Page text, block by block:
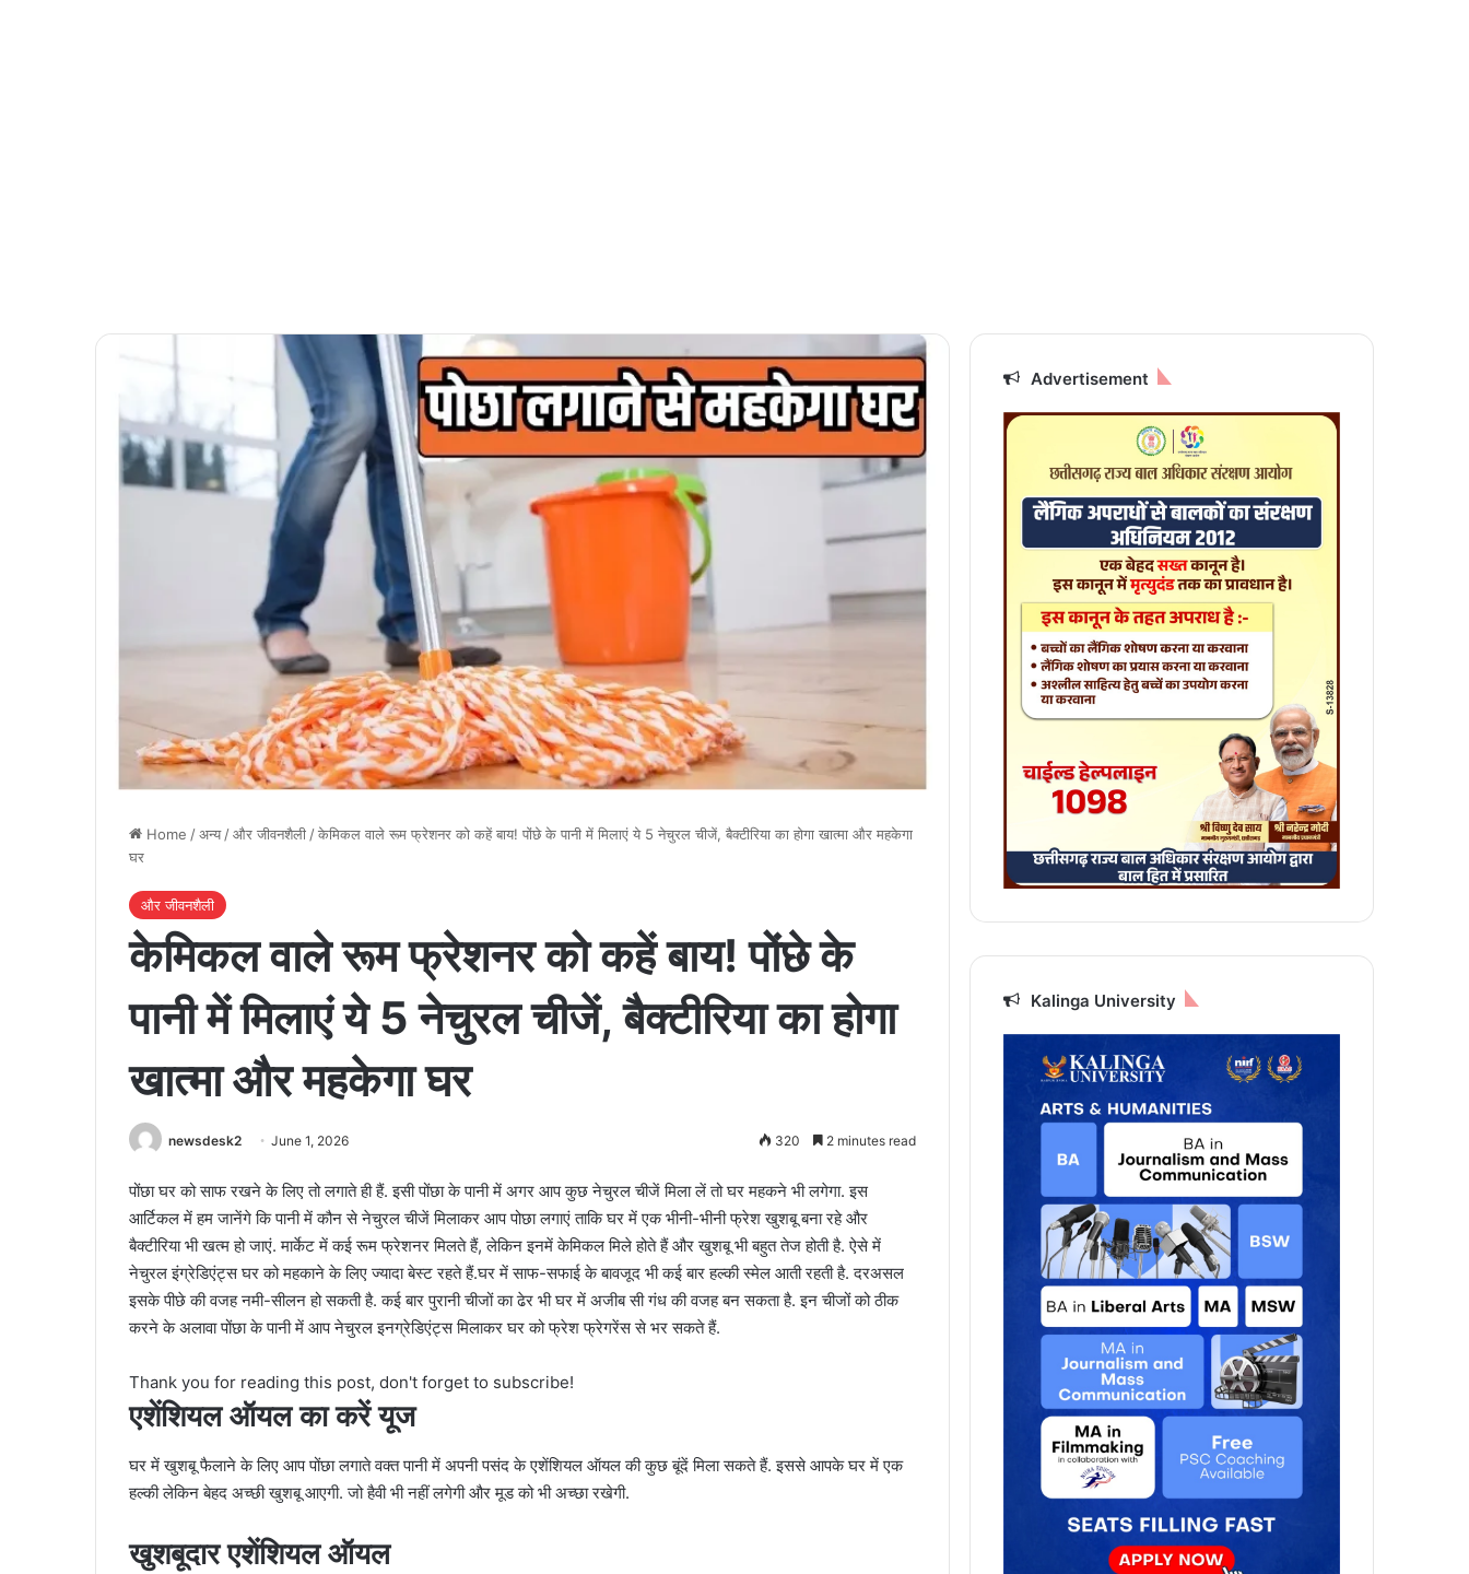
Home /अन्य /और जीवनशैली /केमिकल वाले रूम फ्रेशनर को कहें बाय! पोंछे के पानी में मिलाएं ये 5 नेचुरल चीजें, बैक्टीरिया का होगा खात्मा और महकेगा
घर
और जीवनशैली
केमिकल वाले रूम फ्रेशनर को कहें बाय! पोंछे के
पानी में मिलाएं ये 5 नेचुरल चीजें, बैक्टीरिया का होगा
खात्मा और महकेगा घर
newsdesk2 June 1, 2026 320 2 minutes read
पोंछा घर को साफ रखने के लिए तो लगाते ही हैं. इसी पोंछा के पानी में अगर आप कुछ नेचुरल चीजें मिला लें तो घर महकने भी लगेगा. इस
आर्टिकल में हम जानेंगे कि पानी में कौन से नेचुरल चीजें मिलाकर आप पोछा लगाएं ताकि घर में एक भीनी-भीनी फ्रेश खुशबू बना रहे और
बैक्टीरिया भी खत्म हो जाएं. मार्केट में कई रूम फ्रेशनर मिलते हैं, लेकिन इनमें केमिकल मिले होते हैं और खुशबू भी बहुत तेज होती है. ऐसे में
नेचुरल इंग्रेडिएंट्स घर को महकाने के लिए ज्यादा बेस्ट रहते हैं.घर में साफ-सफाई के बावजूद भी कई बार हल्की स्मेल आती रहती है. दरअसल
इसके पीछे की वजह नमी-सीलन हो सकती है. कई बार पुरानी चीजों का ढेर भी घर में अजीब सी गंध की वजह बन सकता है. इन चीजों को ठीक
करने के अलावा पोंछा के पानी में आप नेचुरल इनग्रेडिएंट्स मिलाकर घर को फ्रेश फ्रेगरेंस से भर सकते हैं.
Thank you for reading this post, don't forget to subscribe!
एशेंशियल ऑयल का करें यूज
घर में खुशबू फैलाने के लिए आप पोंछा लगाते वक्त पानी में अपनी पसंद के एशेंशियल ऑयल की कुछ बूंदें मिला सकते हैं. इससे आपके घर में एक
हल्की लेकिन बेहद अच्छी खुशबू आएगी. जो हैवी भी नहीं लगेगी और मूड को भी अच्छा रखेगी.
खुशबूदार एशेंशियल ऑयल
Advertisement
Kalinga University